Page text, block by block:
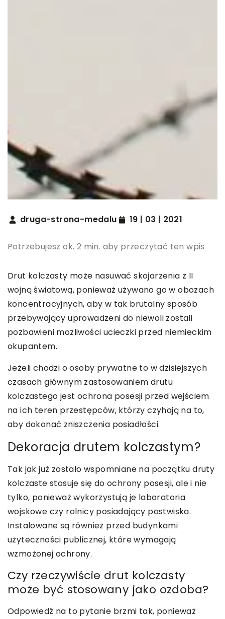
druga-strona-medalu 19 | 03 | 2021
Potrzebujesz ok. 2 min. aby przeczytać ten wpis
Drut kolczasty może nasuwać skojarzenia z II
wojną światową, ponieważ używano go w obozach
koncentracyjnych, aby w tak brutalny sposób
przebywający uprowadzeni do niewoli zostali
pozbawieni możliwości ucieczki przed niemieckim
okupantem.
Jeżeli chodzi o osoby prywatne to w dzisiejszych
czasach głównym zastosowaniem drutu
kolczastego jest ochrona posesji przed wejściem
na ich teren przestępców, którzy czyhają na to,
aby dokonać zniszczenia posiadłości.
Dekoracja drutem kolczastym?
Tak jak już zostało wspomniane na początku druty
kolczaste stosuje się do ochrony posesji, ale i nie
tylko, ponieważ wykorzystują je laboratoria
wojskowe czy rolnicy posiadający pastwiska.
Instalowane są również przed budynkami
użyteczności publicznej, które wymagają
wzmożonej ochrony.
Czy rzeczywiście drut kolczasty
może być stosowany jako ozdoba?
Odpowiedź na to pytanie brzmi tak, ponieważ